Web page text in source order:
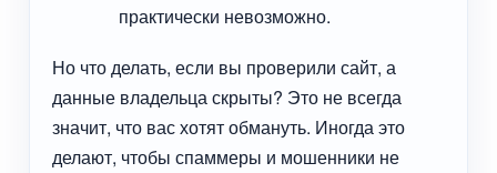
практически невозможно.
Но что делать, если вы проверили сайт, а
данные владельца скрыты? Это не всегда
значит, что вас хотят обмануть. Иногда это
делают, чтобы спаммеры и мошенники не